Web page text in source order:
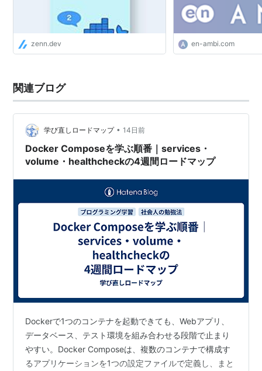
zenn.dev en-ambi.com
関連ブログ
学び直しロードマップ • 14日前
Docker Composeを学ぶ順番｜services・
volume・healthcheckの4週間ロードマップ
Dockerで1つのコンテナを起動できても、Webアプリ、
データベース、テスト環境を組み合わせる段階で止まり
やすい。Docker Composeは、複数のコンテナで構成す
るアプリケーションを1つの設定ファイルで定義し、まと